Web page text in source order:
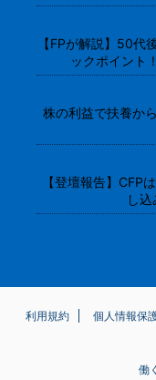
【FPが解説】50代
ックポイント
株の利益で扶養か
【登壇報告】CFP
し
利用規約 個人情報保
働